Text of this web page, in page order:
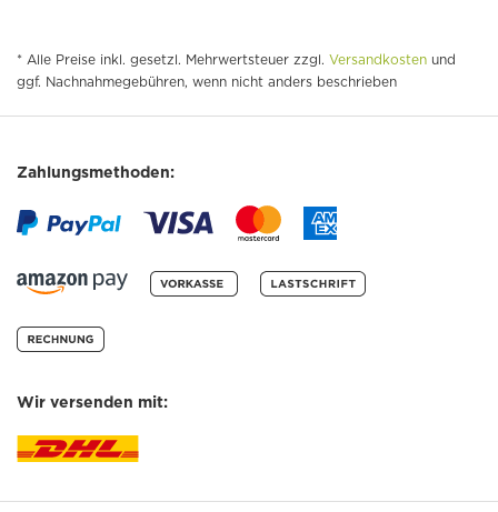
* Alle Preise inkl. gesetzl. Mehrwertsteuer zzgl. Versandkosten und
ggf. Nachnahmegebühren, wenn nicht anders beschrieben
Zahlungsmethoden:
Wir versenden mit: